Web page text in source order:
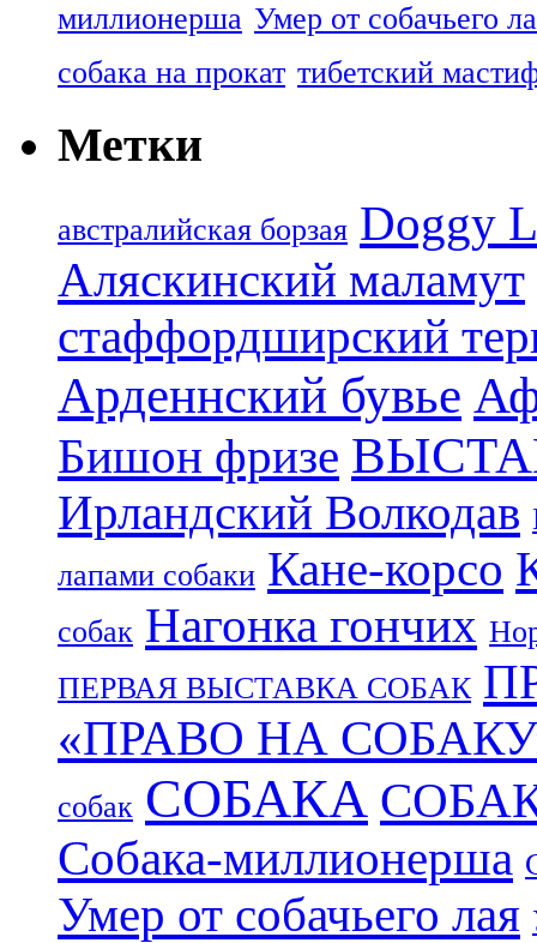
миллионерша Умер от собачьего
собака на прокат тибетский
Метки
aвстралийская борзая Doggy
Аляскинский маламут
стаффордширский
Арденнский бувье
Бишон фризе
Ирландский Волкодав
лапами собаки Кане-корсо
собак Нагонка гончих
ПЕРВАЯ ВЫСТАВКА СОБАК
«ПРАВО НА
собак СОБАКА
Собака-миллионерша
Умер от собачьего лая